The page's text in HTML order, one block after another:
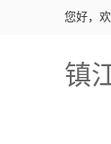
您好，
镇